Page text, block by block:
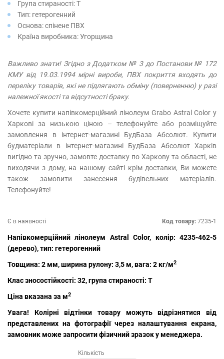
Група стираності: T
Тип: гетерогенний
Основа: спінене ПВХ
Країна виробника: Угорщина
Важливо знати! Згідно з Додатком № 3 до Постанови № 172
КМУ від 19.03.1994 мірні вироби, ПВХ покриття входять до
переліку товарів, які не підлягають обміну (поверненню) у разі
належної якості та відсутності браку.
Хочете купити напівкомерційний лінолеум Grabo Astral Color у
Харкові за низькою ціною – телефонуйте або розміщуйте
замовлення в інтернет-магазині БудБаза Абсолют. Купити
будматеріали в інтернет-магазині БудБаза Абсолют Харків
вигідно та зручно, замовте доставку по Харкову та області, не
виходячи з дому, на нашому сайті крім доставки, Ви можете
також замовити занесення будівельних матеріалів.
Телефонуйте!
Є в наявності Код товару: 7235-1
Напівкомерційний лінолеум Astral Color, колір: 4235-462-5
(дерево), тип: гетерогенний
Товщина: 2 мм, ширина рулону: 3,5 м, вага: 2 кг/м2
Клас зносостійкості: 32, група стираності: T
Ціна вказана за м2
Увага! Колірні відтінки товару можуть відрізнятися від
представлених на фотографії через налаштування екрана,
замовник може запросити фізичний зразок у менеджера.
Кількість